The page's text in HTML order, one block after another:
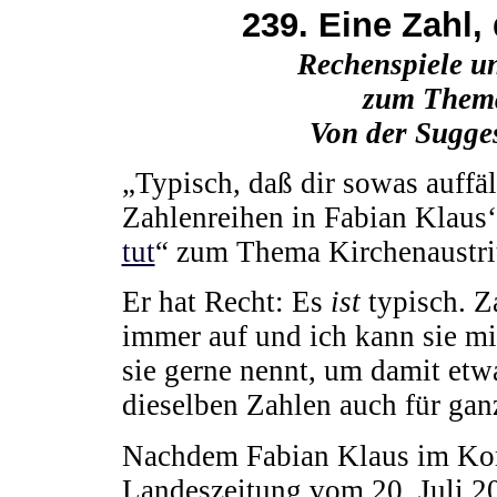
239. Eine
Rechenspiele
zum
Von der
„Typisch, daß dir sowas
Zahlenreihen in Fabian
tut“ zum Thema
Er hat Recht: Es isttypisch.
immer auf und ich kann sie
sie gerne nennt, um damit
dieselben Zahlen auch für
Nachdem Fabian Klaus im
Landeszeitung vom 20. Juli